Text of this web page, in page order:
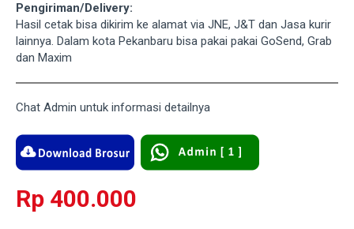
Pengiriman/Delivery:
Hasil cetak bisa dikirim ke alamat via JNE, J&T dan Jasa kurir
lainnya. Dalam kota Pekanbaru bisa pakai pakai GoSend, Grab
dan Maxim
Chat Admin untuk informasi detailnya
Rp 400.000